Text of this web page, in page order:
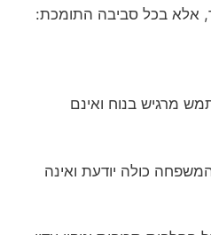
אלא בכל סביבה התומכת:
מרגיש בנוח ואינם
כולה יודעת ואינה